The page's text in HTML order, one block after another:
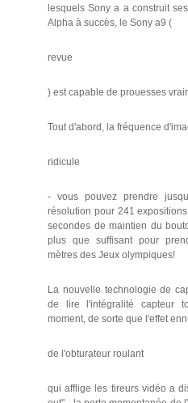
lesquels Sony a a construit
Alpha à succès, le Sony a9 (
revue
) est capable de prouesses
Tout d'abord, la fréquence
ridicule
- vous pouvez prendre
résolution pour 241
secondes de maintien du
plus que suffisant pour
mètres des Jeux olympiques!
La nouvelle technologie de
de lire l'intégralité capteur
moment, de sorte que l'effet
de l'obturateur roulant
qui afflige les tireurs vidéo a